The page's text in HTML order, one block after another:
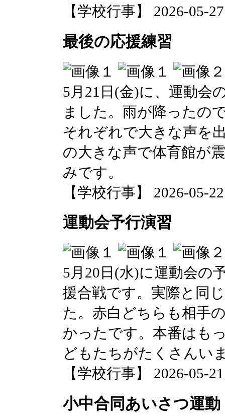
【学校行事】 2026-05-
最後の応援練習
5月21日(金)に、運動会
ました。雨が降ったの
それぞれで大きな声を
の大きな声で体育館が
みです。
【学校行事】 2026-05-
運動会予行演習
5月20日(水)に運動会の
援合戦です。実際と同
た。赤白どちらも相手
かったです。本番はも
どもたちがたくさんい
【学校行事】 2026-05-
小中合同あいさつ運動